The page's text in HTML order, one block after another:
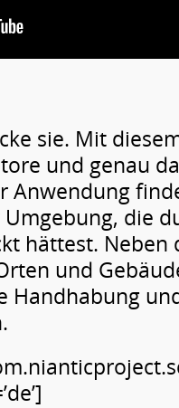
sie. Mit
und genau
Anwendung
die
hättest. Neben
und
Handhabung